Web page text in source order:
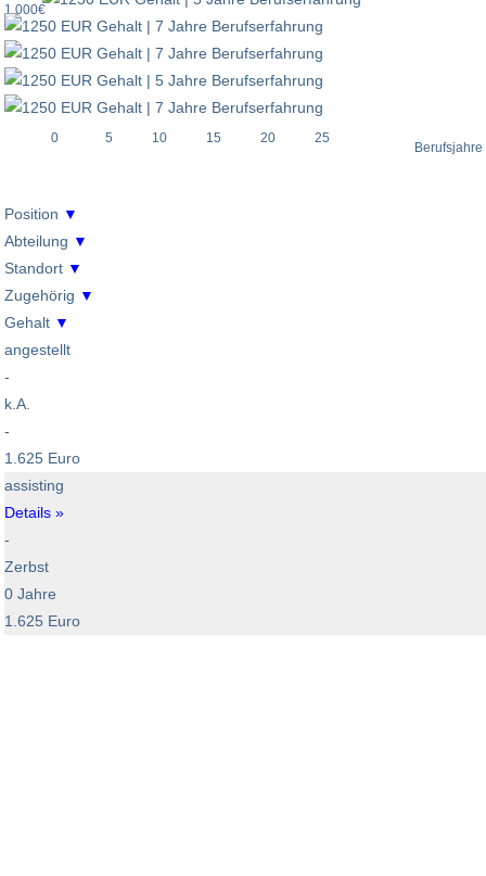
1.000€
0 5 10 15 20 25
Berufsjahre
Position ▼
Abteilung ▼
Standort ▼
Zugehörig ▼
Gehalt ▼
angestellt
-
k.A.
-
1.625 Euro
assisting
Details »
-
Zerbst
0 Jahre
1.625 Euro